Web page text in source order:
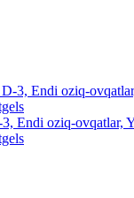
Endi oziq-ovqatlar,